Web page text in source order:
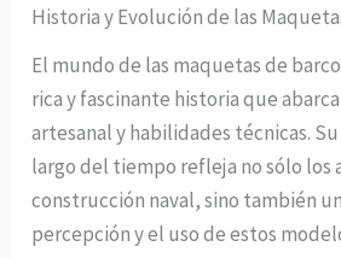
Historia y Evolución de las
El mundo de las maquetas de
rica y fascinante historia que
artesanal y habilidades técnicas.
largo del tiempo refleja no sólo los
construcción naval, sino también
percepción y el uso de estos